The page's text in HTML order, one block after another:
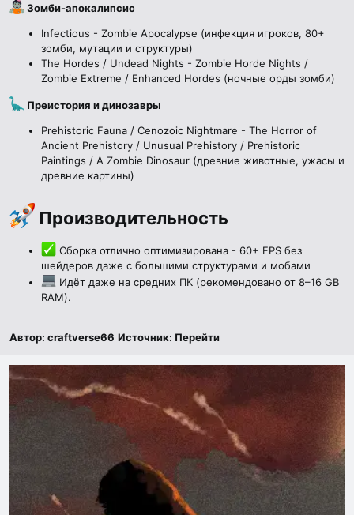
Зомби-апокалипсис
Infectious - Zombie Apocalypse (инфекция игроков, 80+
зомби, мутации и структуры)
The Hordes / Undead Nights - Zombie Horde Nights /
Zombie Extreme / Enhanced Hordes (ночные орды зомби)
Преистория и динозавры
Prehistoric Fauna / Cenozoic Nightmare - The Horror of
Ancient Prehistory / Unusual Prehistory / Prehistoric
Paintings / A Zombie Dinosaur (древние животные, ужасы и
древние картины)
Производительность​
Сборка отлично оптимизирована - 60+ FPS без
шейдеров даже с большими структурами и мобами
Идёт даже на средних ПК (рекомендовано от 8–16 GB
RAM).
Автор: craftverse66 Источник: Перейти